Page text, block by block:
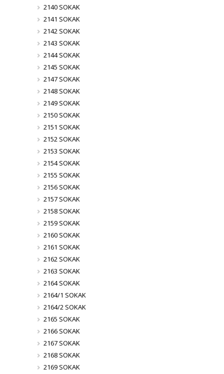
2140 SOKAK
2141 SOKAK
2142 SOKAK
2143 SOKAK
2144 SOKAK
2145 SOKAK
2147 SOKAK
2148 SOKAK
2149 SOKAK
2150 SOKAK
2151 SOKAK
2152 SOKAK
2153 SOKAK
2154 SOKAK
2155 SOKAK
2156 SOKAK
2157 SOKAK
2158 SOKAK
2159 SOKAK
2160 SOKAK
2161 SOKAK
2162 SOKAK
2163 SOKAK
2164 SOKAK
2164/1 SOKAK
2164/2 SOKAK
2165 SOKAK
2166 SOKAK
2167 SOKAK
2168 SOKAK
2169 SOKAK